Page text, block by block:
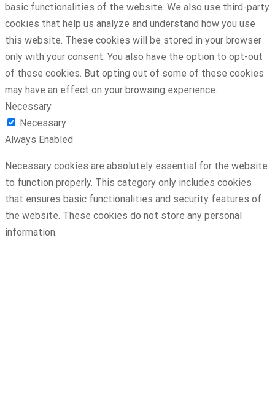
basic functionalities of the website. We also use third-party
cookies that help us analyze and understand how you use
this website. These cookies will be stored in your browser
only with your consent. You also have the option to opt-out
of these cookies. But opting out of some of these cookies
may have an effect on your browsing experience.
Necessary
Necessary
Always Enabled
Necessary cookies are absolutely essential for the website
to function properly. This category only includes cookies
that ensures basic functionalities and security features of
the website. These cookies do not store any personal
information.